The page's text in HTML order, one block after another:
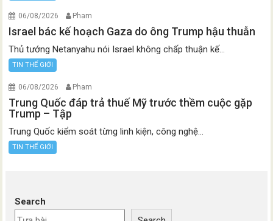
06/08/2026 Pham
Israel bác kế hoạch Gaza do ông Trump hậu thuẫn
Thủ tướng Netanyahu nói Israel không chấp thuận kế...
TIN THẾ GIỚI
06/08/2026 Pham
Trung Quốc đáp trả thuế Mỹ trước thềm cuộc gặp
Trump – Tập
Trung Quốc kiểm soát từng linh kiện, công nghệ...
TIN THẾ GIỚI
Search